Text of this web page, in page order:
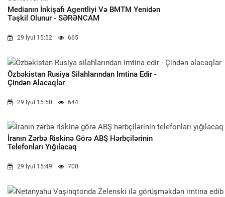
Medianın İnkişafı Agentliyi Və BMTM Yenidən
Təşkil Olunur - SƏRƏNCAM
29 İyul 15:52 665
Özbəkistan Rusiya Silahlarından Imtina Edir -
Çindən Alacaqlar
29 İyul 15:50 644
İranın Zərbə Riskinə Görə ABŞ Hərbçilərinin
Telefonları Yığılacaq
29 İyul 15:49 700